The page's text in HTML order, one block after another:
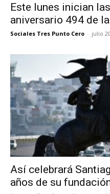
Este lunes inician
aniversario 494 de
Sociales Tres Punto Cero - julio
Así celebrará
años de su